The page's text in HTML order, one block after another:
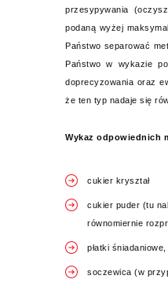
przesypywania
podaną wyżej
Państwo separować
Państwo w wykazie
doprecyzowania oraz
że ten typ nadaje się
Wykaz odpowiednich
cukier kryształ
cukier puder (tu
równomiernie
płatki
soczewica (w